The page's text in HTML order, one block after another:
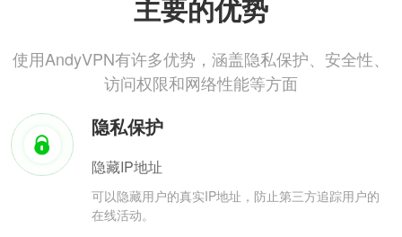
主要的优势
使用AndyVPN有许多优势，涵盖隐私保护、安全性、
访问权限和网络性能等方面
隐私保护
隐藏IP地址
可以隐藏用户的真实IP地址，防止第三方追踪用户的
在线活动。